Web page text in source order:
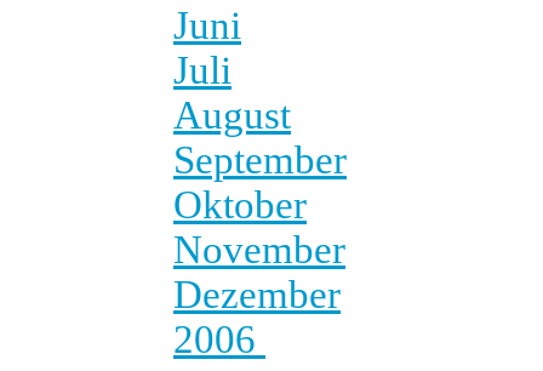
Juni
Juli
August
September
Oktober
November
Dezember
2006